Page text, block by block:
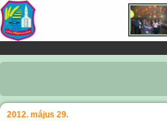
2012. május 29.